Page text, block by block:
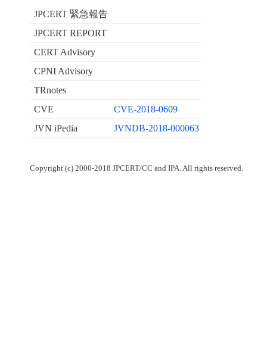
JPCERT 緊急報告
JPCERT REPORT
CERT Advisory
CPNI Advisory
TRnotes
CVE
CVE-2018-0609
JVN iPedia
JVNDB-2018-000063
Copyright (c) 2000-2018 JPCERT/CC and IPA. All rights reserved.